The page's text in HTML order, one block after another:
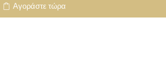
Αγοράστε τώρα